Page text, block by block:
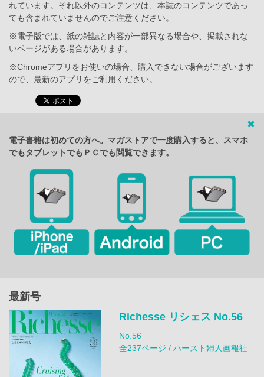
れています。それ以外のコンテンツは、本誌のコンテンツであっ
ても含まれていませんのでご注意ください。
※電子版では、紙の雑誌と内容が一部異なる場合や、掲載されな
いページがある場合があります。
※Chromeアプリをお使いの場合、購入できない場合がございます
ので、最新のアプリをご利用ください。
電子書籍は初めての方へ。マガストアで一度購入すると、スマホ
でもタブレットでもＰＣでも閲覧できます。
最新号
Richesse リシェス No.56
No.56
全237ページ / ハースト婦人画報社